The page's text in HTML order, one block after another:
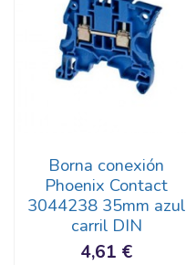
Borna conexión
Phoenix Contact
3044238 35mm azul
carril DIN
4,61 €